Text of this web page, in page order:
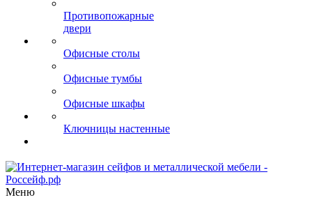
Противопожарные
двери
Офисные столы
Офисные тумбы
Офисные шкафы
Ключницы настенные
Меню